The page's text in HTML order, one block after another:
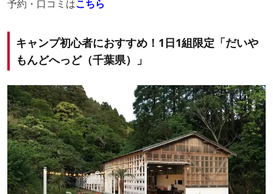
予約・口コミはこちら
キャンプ初心者におすすめ！1日1組限定「だいや
もんどへっど（千葉県）」